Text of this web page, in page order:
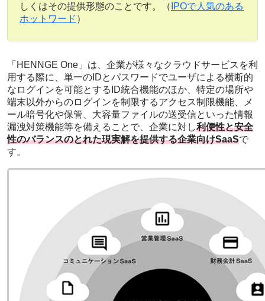
しくはその提供形態のことです。（ IPOで人気のある
ホットワード ）
「HENNGE One」は、企業が様々なクラウドサービスを利
用する際に、単一のIDとパスワードでユーザによる横断的
なログインを可能とするID統合機能のほか、特定の場所や
端末以外からのログインを制限するアクセス制限機能、メ
ール暗号化や保管、大容量ファイルの送受信といった情報
漏洩対策機能等を備えることで、企業に対し利便性と安全
性のバランスのとれた現実解を提供する企業向けSaaSで
す。